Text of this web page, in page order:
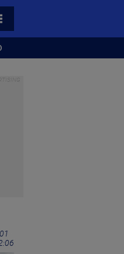
CATEGORIILE